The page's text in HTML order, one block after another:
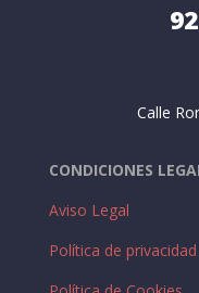
Calle
CONDICIONES
Aviso Legal
Política de privacidad